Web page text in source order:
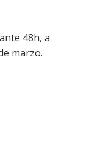
48h, a
marzo.